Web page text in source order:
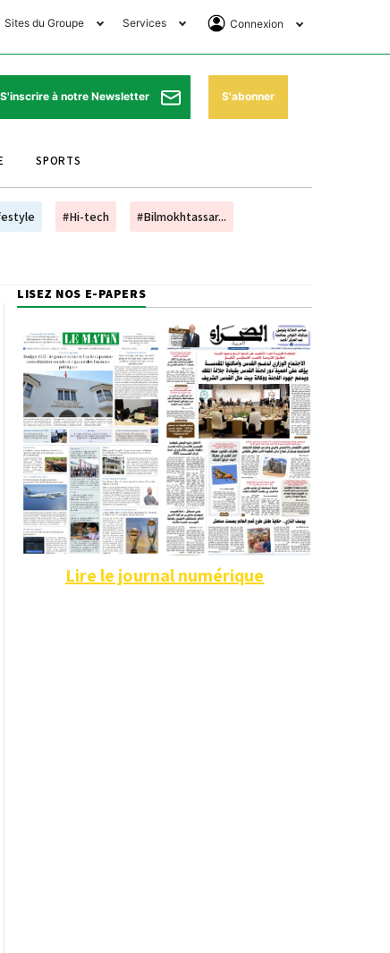
Sites du Groupe
Avantages
Sports
Store
Annonces
Today Forum
Services
Horaires de prières
Pharmacies de garde
Programme TV
Cinéma
Connexion
Se Connecter
Abonnement
S'inscrire à notre Newsletter S'abonner
SPORTS
#Hi-tech #Bilmokhtassar...
LISEZ NOS E-PAPERS
Lire le journal numérique